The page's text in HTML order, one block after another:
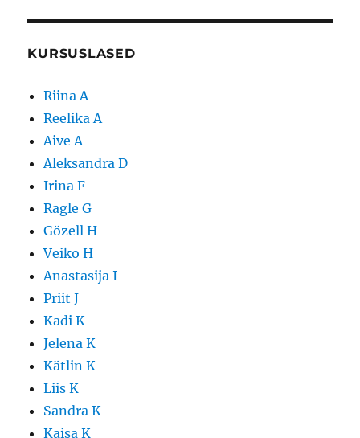
KURSUSLASED
Riina A
Reelika A
Aive A
Aleksandra D
Irina F
Ragle G
Gözell H
Veiko H
Anastasija I
Priit J
Kadi K
Jelena K
Kätlin K
Liis K
Sandra K
Kaisa K